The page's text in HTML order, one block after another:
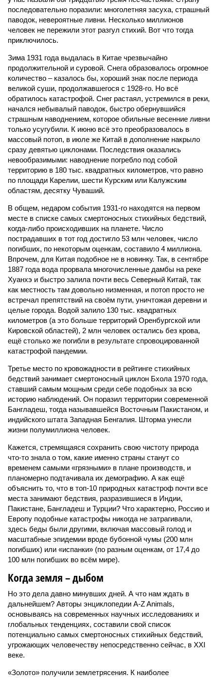
последовательно поразили: многолетняя засуха, страшный
паводок, невероятные ливни. Несколько миллионов
человек не пережили этот разгул стихий. Вот что тогда
приключилось.
Зима 1931 года выдалась в Китае чрезвычайно
продолжительной и суровой. Снега образовалось огромное
количество – казалось бы, хороший знак после периода
великой суши, продолжавшегося с 1928-го. Но всё
обратилось катастрофой. Снег растаял, устремился в реки,
начался небывалый паводок, быстро обернувшийся
страшным наводнением, которое обильные весенние ливни
только усугубили. К июню всё это преобразовалось в
массовый потоп, в июле же Китай в дополнение накрыло
сразу девятью циклонами. Последствия оказались
невообразимыми: наводнение погребло под собой
территорию в 180 тыс. квадратных километров, что равно
по площади Карелии, шести Курским или Калужским
областям, десятку Чуваший.
В общем, недаром события 1931-го находятся на первом
месте в списке самых смертоносных стихийных бедствий,
когда-либо происходивших на планете. Число
пострадавших в тот год достигло 53 млн человек, число
погибших, по некоторым оценкам, составило 4 миллиона.
Впрочем, для Китая подобное не в новинку. Так, в сентябре
1887 года вода прорвала многочисленные дамбы на реке
Хуанхэ и быстро залила почти весь Северный Китай, так
как местность там довольно низменная, и потоп просто не
встречал препятствий на своём пути, уничтожая деревни и
целые города. Водой залило 130 тыс. квадратных
километров (а это больше территорий Оренбургской или
Кировской областей), 2 млн человек остались без крова,
ещё столько же погибли в результате спровоцированной
катастрофой пандемии.
Третье место по кровожадности в рейтинге стихийных
бедствий занимает смертоносный циклон Бхола 1970 года,
ставший самым мощным среди себе подобных за всю
историю наблюдений. Он поразил территории современной
Бангладеш, тогда называвшейся Восточным Пакистаном, и
индийского штата Западная Бенгалия. Шторма унесли
жизни полумиллиона человек.
Кажется, стремящаяся сохранить свою чистоту природа
что-то знала о том, какие именно страны станут со
временем самыми «грязными» в плане производств, и
планомерно подтачивала их демографию. А как ещё
объяснить то, что в топ-10 природных катастроф почти все
места занимают бедствия, разразившиеся в Индии,
Пакистане, Бангладеш и Турции? Что характерно, Россию и
Европу подобные катастрофы никогда не затрагивали,
здесь беды были другими, включая массовый голод и
масштабные эпидемии вроде бубонной чумы (200 млн
погибших) или «испанки» (по разным оценкам, от 17,4 до
100 млн погибших во всём мире).
Когда земля – дыбом
Но это дела давно минувших дней. А что нам ждать в
дальнейшем? Авторы энциклопедии A-Z Animals,
основываясь на современных научных исследованиях и
глобальных тенденциях, составили свой список
потенциально самых смертоносных стихийных бедствий,
угрожающих человечеству непосредственно сейчас, в XXI
веке.
«Золото» получили землетрясения. К наиболее